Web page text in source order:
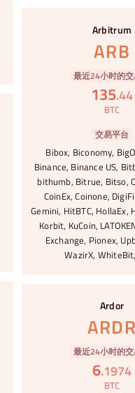
Arbitrum
ARB
最近24小时的
135.44
BTC
交易平台
Bibox, Biconomy,
Binance, Binance US,
bithumb, Bitrue, Bitso,
CoinEx, Coinone,
Gemini, HitBTC, HollaEx,
Korbit, KuCoin,
Exchange, Pionex,
WazirX,
Ardor
最近24小时的
6.1974
BTC